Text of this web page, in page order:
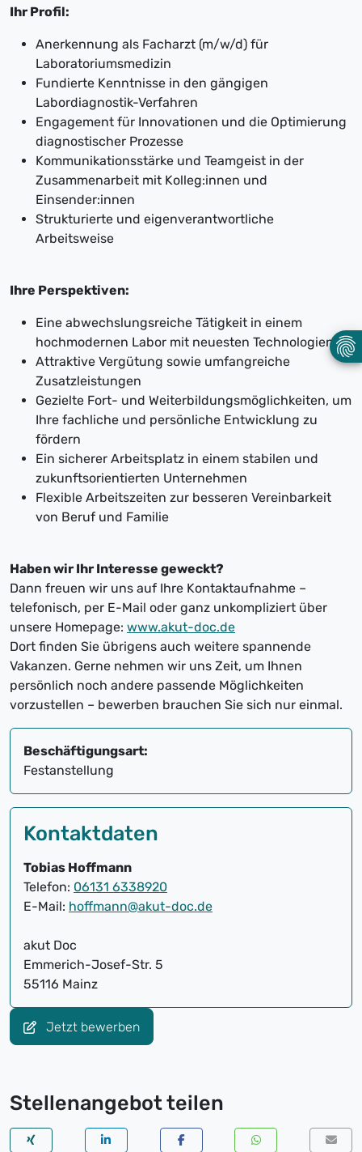
Ihr Profil:
Anerkennung als Facharzt (m/w/d) für
Laboratoriumsmedizin
Fundierte Kenntnisse in den gängigen
Labordiagnostik-Verfahren
Engagement für Innovationen und die Optimierung
diagnostischer Prozesse
Kommunikationsstärke und Teamgeist in der
Zusammenarbeit mit Kolleg:innen und
Einsender:innen
Strukturierte und eigenverantwortliche
Arbeitsweise
Ihre Perspektiven:
Eine abwechslungsreiche Tätigkeit in einem
hochmodernen Labor mit neuesten Technologien
Attraktive Vergütung sowie umfangreiche
Zusatzleistungen
Gezielte Fort- und Weiterbildungsmöglichkeiten, um
Ihre fachliche und persönliche Entwicklung zu
fördern
Ein sicherer Arbeitsplatz in einem stabilen und
zukunftsorientierten Unternehmen
Flexible Arbeitszeiten zur besseren Vereinbarkeit
von Beruf und Familie
Haben wir Ihr Interesse geweckt?
Dann freuen wir uns auf Ihre Kontaktaufnahme –
telefonisch, per E-Mail oder ganz unkompliziert über
unsere Homepage: www.akut-doc.de
Dort finden Sie übrigens auch weitere spannende
Vakanzen. Gerne nehmen wir uns Zeit, um Ihnen
persönlich noch andere passende Möglichkeiten
vorzustellen – bewerben brauchen Sie sich nur einmal.
Beschäftigungsart:
Festanstellung
Kontaktdaten
Tobias Hoffmann
Telefon: 06131 6338920
E-Mail: hoffmann@akut-doc.de
akut Doc
Emmerich-Josef-Str. 5
55116 Mainz
Jetzt bewerben
Stellenangebot teilen